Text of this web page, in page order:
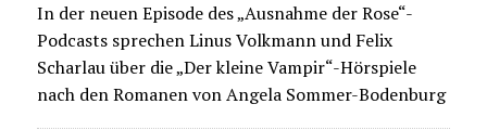
In der neuen Episode des „Ausnahme der Rose“-
Podcasts sprechen Linus Volkmann und Felix
Scharlau über die „Der kleine Vampir“-Hörspiele
nach den Romanen von Angela Sommer-Bodenburg